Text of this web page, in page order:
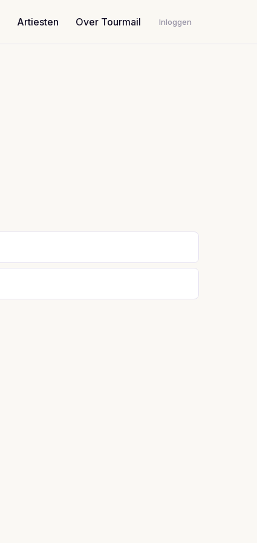
Artiesten Over Tourmail Inloggen